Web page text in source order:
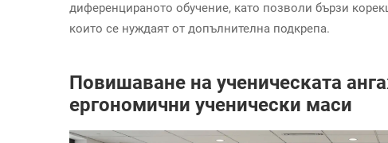
диференцираното обучение, като позволи бързи
които се нуждаят от допълнителна подкрепа.
Повишаване на ученическата
ергономични ученически маси